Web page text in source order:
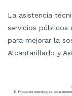
La asistencia
servicios públicos
para mejorar la
Alcantarillado y